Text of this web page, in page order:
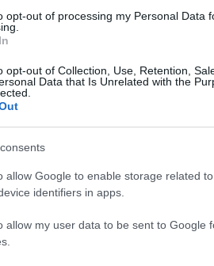
opt-out of processing my Personal Data
opt-out of Collection, Use, Retention,
Data that Is Unrelated with the
allow Google to enable storage related
identifiers in apps.
allow my user data to be sent to Google
corrispondenza più urgente…
OLBIA 17 GENNAIO 2018
Olbia, il parco Fausto Noce
del forte vento
Il sindaco Settimo Nizzi firma
sicurezza per tutta la giornata di
Settimo Nizzi ha firmato…